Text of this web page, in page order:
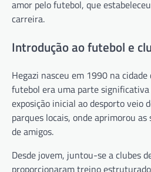
amor pelo futebol, que
carreira.
Introdução ao futebol e
Hegazi nasceu em 1990 na
futebol era uma parte
exposição inicial ao desporto veio
parques locais, onde aprimorou
de amigos.
Desde jovem, juntou-se a clubes